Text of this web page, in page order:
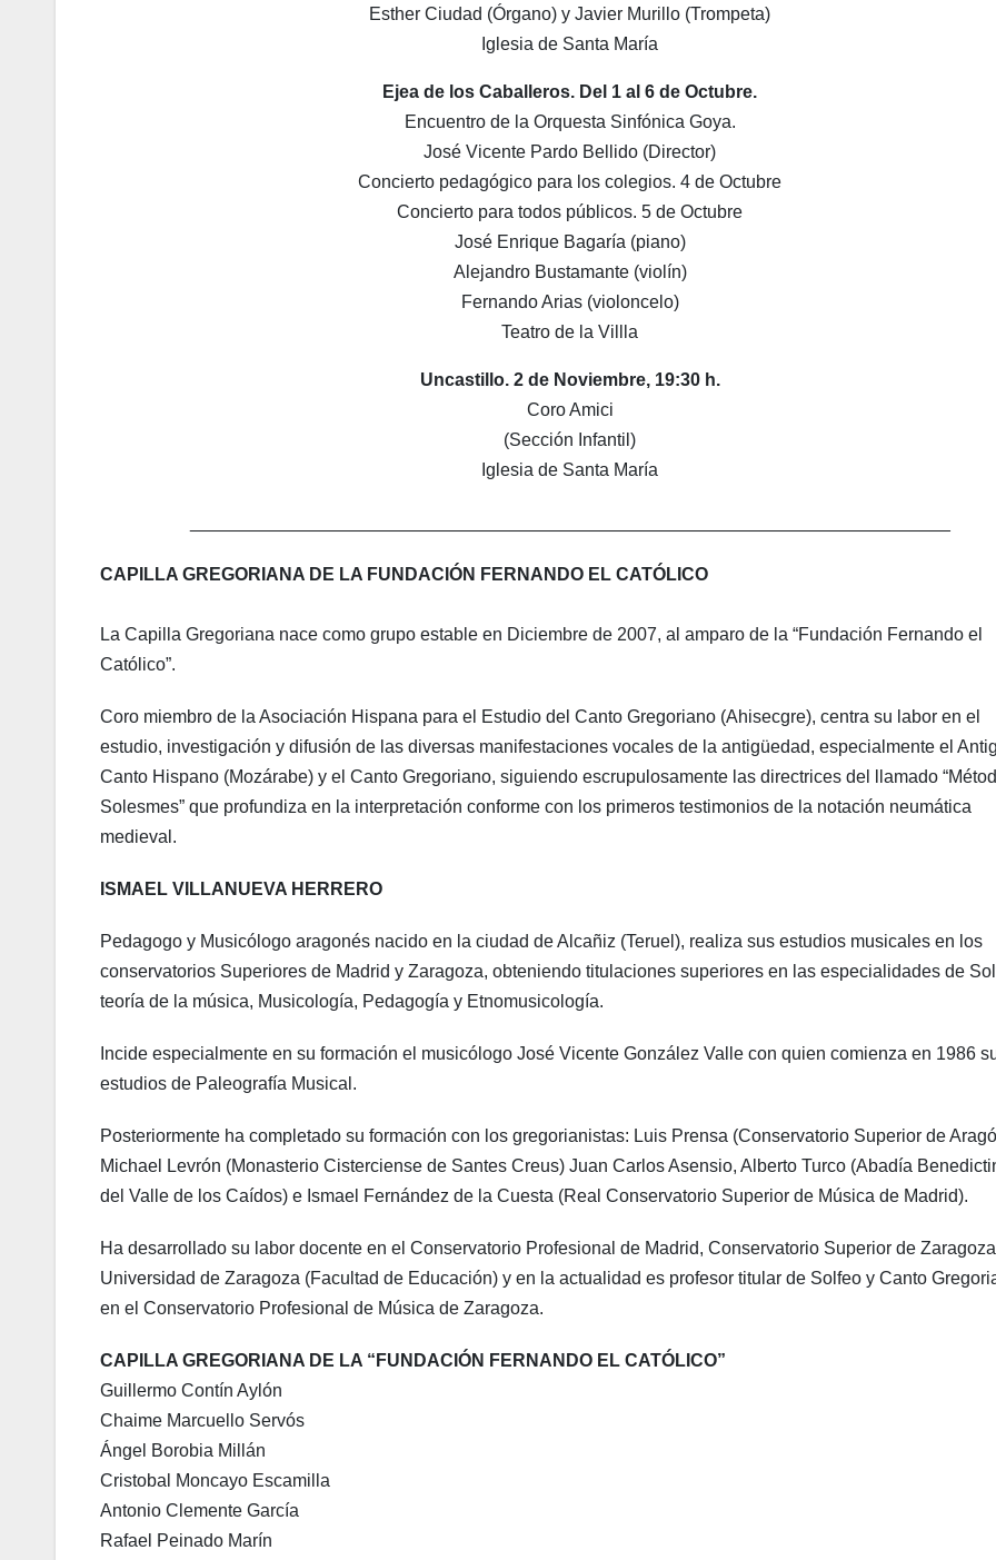
Esther Ciudad (Órgano) y Javier Murillo (Trompeta)
Iglesia de Santa María
Ejea de los Caballeros. Del 1 al 6 de Octubre.
Encuentro de la Orquesta Sinfónica Goya.
José Vicente Pardo Bellido (Director)
Concierto pedagógico para los colegios. 4 de Octubre
Concierto para todos públicos. 5 de Octubre
José Enrique Bagaría (piano)
Alejandro Bustamante (violín)
Fernando Arias (violoncelo)
Teatro de la Villla
Uncastillo. 2 de Noviembre, 19:30 h.
Coro Amici
(Sección Infantil)
Iglesia de Santa María
CAPILLA GREGORIANA DE LA FUNDACIÓN FERNANDO EL CATÓLICO
La Capilla Gregoriana nace como grupo estable en Diciembre de 2007, al amparo de la “Fundación Fernando el
Católico”.
Coro miembro de la Asociación Hispana para el Estudio del Canto Gregoriano (Ahisecgre), centra su labor en el
estudio, investigación y difusión de las diversas manifestaciones vocales de la antigüedad, especialmente el
Canto Hispano (Mozárabe) y el Canto Gregoriano, siguiendo escrupulosamente las directrices del llamado
Solesmes” que profundiza en la interpretación conforme con los primeros testimonios de la notación neumática
medieval.
ISMAEL VILLANUEVA HERRERO
Pedagogo y Musicólogo aragonés nacido en la ciudad de Alcañiz (Teruel), realiza sus estudios musicales en los
conservatorios Superiores de Madrid y Zaragoza, obteniendo titulaciones superiores en las especialidades de
teoría de la música, Musicología, Pedagogía y Etnomusicología.
Incide especialmente en su formación el musicólogo José Vicente González Valle con quien comienza en 1986
estudios de Paleografía Musical.
Posteriormente ha completado su formación con los gregorianistas: Luis Prensa (Conservatorio Superior de
Michael Levrón (Monasterio Cisterciense de Santes Creus) Juan Carlos Asensio, Alberto Turco (Abadía
del Valle de los Caídos) e Ismael Fernández de la Cuesta (Real Conservatorio Superior de Música de Madrid).
Ha desarrollado su labor docente en el Conservatorio Profesional de Madrid, Conservatorio Superior de
Universidad de Zaragoza (Facultad de Educación) y en la actualidad es profesor titular de Solfeo y Canto
en el Conservatorio Profesional de Música de Zaragoza.
CAPILLA GREGORIANA DE LA “FUNDACIÓN FERNANDO EL CATÓLICO”
Guillermo Contín Aylón
Chaime Marcuello Servós
Ángel Borobia Millán
Cristobal Moncayo Escamilla
Antonio Clemente García
Rafael Peinado Marín